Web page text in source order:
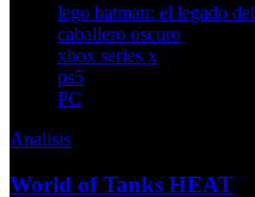
lego batman: el legado del
caballero oscuro
xbox series x
ps5
PC
Analisis
World of Tanks HEAT